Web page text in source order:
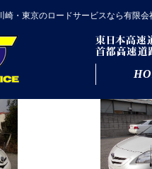
・東京のロードサービスなら有限会